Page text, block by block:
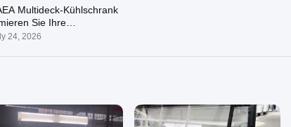
Multideck-Kühlschrank
Sie Ihre
24, 2026